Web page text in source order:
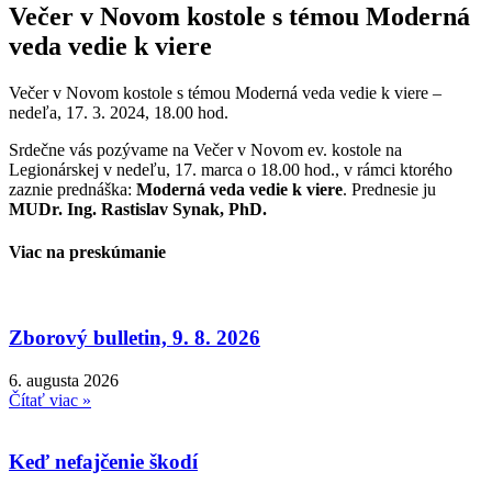
Večer v Novom kostole s témou Moderná
veda vedie k viere
Večer v Novom kostole s témou Moderná veda vedie k viere –
nedeľa, 17. 3. 2024, 18.00 hod.
Srdečne vás pozývame na Večer v Novom ev. kostole na
Legionárskej v nedeľu, 17. marca o 18.00 hod., v rámci ktorého
zaznie prednáška: Moderná veda vedie k viere. Prednesie ju
MUDr. Ing. Rastislav Synak, PhD.
Viac na preskúmanie
Zborový bulletin, 9. 8. 2026
6. augusta 2026
Čítať viac »
Keď nefajčenie škodí